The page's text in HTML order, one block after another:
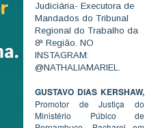
Judiciária- Executora de
Mandados do Tribunal
Regional do Trabalho da
8ª Região. NO
INSTAGRAM:
@NATHALIAMARIEL.
GUSTAVO DIAS KERSHAW,
Promotor de Justiça do
Ministério Púbico de